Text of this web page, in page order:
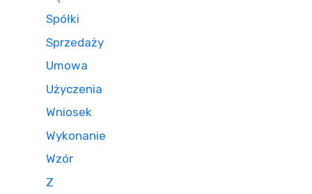
Spółki
Sprzedaży
Umowa
Użyczenia
Wniosek
Wykonanie
Wzór
Z